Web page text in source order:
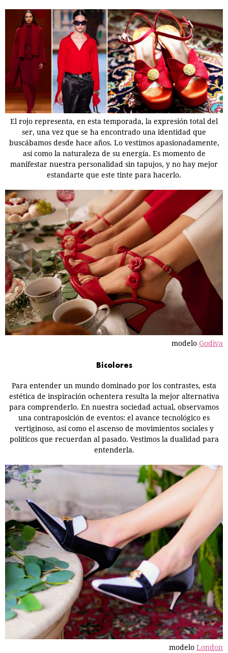
El rojo representa, en esta temporada, la expresión total del
ser, una vez que se ha encontrado una identidad que
buscábamos desde hace años. Lo vestimos apasionadamente,
así como la naturaleza de su energía. Es momento de
manifestar nuestra personalidad sin tapujos, y no hay mejor
estandarte que este tinte para hacerlo.
modelo Godiva
Bicolores
Para entender un mundo dominado por los contrastes, esta
estética de inspiración ochentera resulta la mejor alternativa
para comprenderlo. En nuestra sociedad actual, observamos
una contraposición de eventos: el avance tecnológico es
vertiginoso, así como el ascenso de movimientos sociales y
políticos que recuerdan al pasado. Vestimos la dualidad para
entenderla.
modelo London